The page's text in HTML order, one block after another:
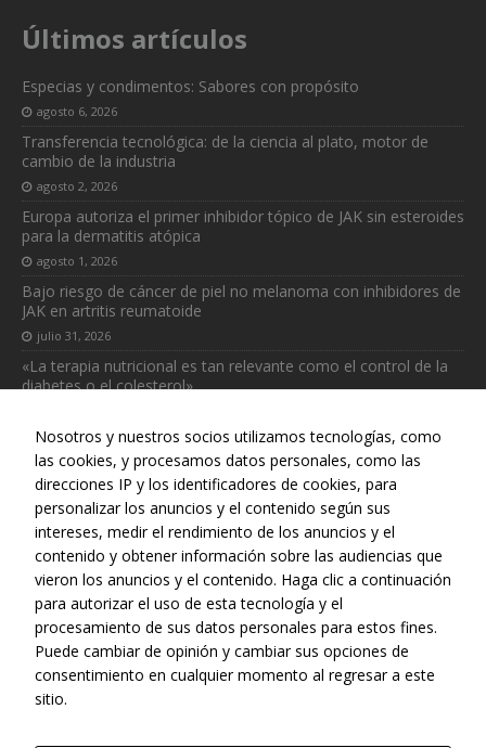
Últimos artículos
Especias y condimentos: Sabores con propósito
agosto 6, 2026
Transferencia tecnológica: de la ciencia al plato, motor de
cambio de la industria
agosto 2, 2026
Europa autoriza el primer inhibidor tópico de JAK sin esteroides
para la dermatitis atópica
agosto 1, 2026
Bajo riesgo de cáncer de piel no melanoma con inhibidores de
JAK en artritis reumatoide
julio 31, 2026
«La terapia nutricional es tan relevante como el control de la
diabetes o el colesterol»
Web realizada con el patrocinio del Centro Español de Derechos
Reprográficos
Nosotros y nuestros socios utilizamos tecnologías, como
las cookies, y procesamos datos personales, como las
direcciones IP y los identificadores de cookies, para
personalizar los anuncios y el contenido según sus
intereses, medir el rendimiento de los anuncios y el
contenido y obtener información sobre las audiencias que
vieron los anuncios y el contenido. Haga clic a continuación
para autorizar el uso de esta tecnología y el
procesamiento de sus datos personales para estos fines.
Puede cambiar de opinión y cambiar sus opciones de
consentimiento en cualquier momento al regresar a este
sitio.
Necesarias
Estas
cookies no
son
opcionales.
Son
necesarias